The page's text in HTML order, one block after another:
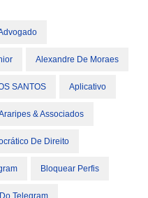
Alexandre De Moraes
SANTOS Aplicativo
& Associados
De Direito
Bloquear Perfis
Telegram